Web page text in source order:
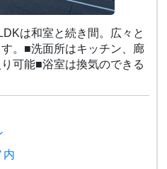
は和室と続き間。広々と
。■洗面所はキッチン、廊
可能■浴室は換気のできる
内